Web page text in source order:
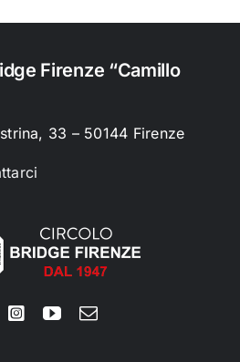
Firenze “Camillo
33 – 50144 Firenze